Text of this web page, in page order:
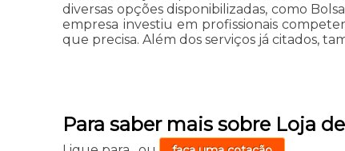
diversas opções disponibilizadas, como
empresa investiu em profissionais
que precisa. Além dos serviços já citados,
Para saber mais sobre Loja